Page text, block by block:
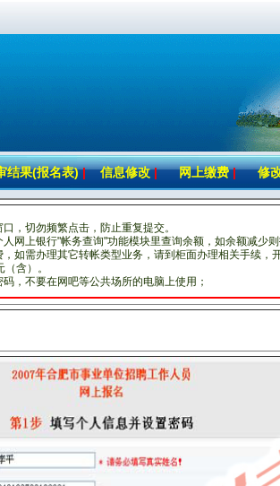
结果(报名表)| 信息修改| 网上缴费| 修
，切勿频繁点击，防止重复提交。
网上银行"帐务查询"功能模块里查询余额，如余额减少则
如需办理其它转帐类型业务，请到柜面办理相关手续，
含）。
，不要在网吧等公共场所的电脑上使用；